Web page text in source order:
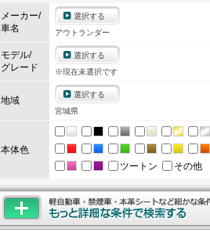
メーカー/
車名
選択する
アウトランダー
モデル/
グレード
選択する
※現在未選択です
地域
選択する
宮城県
本体色
ツートン
その他